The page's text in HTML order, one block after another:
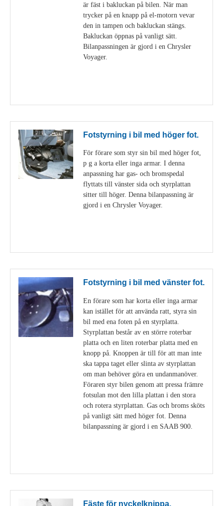
är fäst i bakluckan på bilen. När man
trycker på en knapp på el-motorn vevar
den in tampen och bakluckan stängs.
Bakluckan öppnas på vanligt sätt.
Bilanpassningen är gjord i en Chrysler
Voyager.
Fotstyrning i bil med höger fot.
För förare som styr sin bil med höger fot,
p g a korta eller inga armar. I denna
anpassning har gas- och bromspedal
flyttats till vänster sida och styrplattan
sitter till höger. Denna bilanpassning är
gjord i en Chrysler Voyager.
Fotstyrning i bil med vänster fot.
En förare som har korta eller inga armar
kan istället för att använda ratt, styra sin
bil med ena foten på en styrplatta.
Styrplattan består av en större roterbar
platta och en liten roterbar platta med en
knopp på. Knoppen är till för att man inte
ska tappa taget eller slinta av styrplattan
om man behöver göra en undanmanöver.
Föraren styr bilen genom att pressa främre
fotsulan mot den lilla plattan i den stora
och rotera styrplattan. Gas och broms sköts
på vanligt sätt med höger fot. Denna
bilanpassning är gjord i en SAAB 900.
Fäste för nyckelknippa.